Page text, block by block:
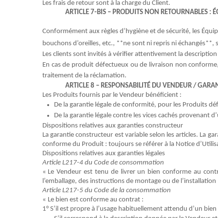
Les frais de retour sont à la charge du Client.
ARTICLE 7-BIS – PRODUITS NON RETOURNABLES :
Conformément aux règles d’hygiène et de sécurité, les
bouchons d’oreilles, etc., **ne sont ni repris ni
Les clients sont invités à vérifier attentivement la
En cas de produit défectueux ou de livraison non
traitement de la réclamation.
ARTICLE 8 – RESPONSABILIT É DU VENDEUR /
Les Produits fournis par le Vendeur bénéficient :
De la garantie légale de conformité, pour les Produits
De la garantie légale contre les vices cachés
Dispositions relatives aux garanties constructeur
La garantie constructeur est variable selon les articles. La
conforme du Produit : toujours se référer à la Notice
Dispositions relatives aux garanties légales
Article L217-4 du Code de consommation
« Le Vendeurest tenu de livrer un bien conforme au
l’emballage, des instructions de montage ou de
Article L217-5 du Code de la consommation
« Le bien est conforme au contrat :
1° S’il est propre à l’usage habituellement attendu d’un